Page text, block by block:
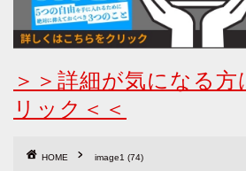
＞＞詳細が気になる方
リック＜＜
HOME image1 (74)